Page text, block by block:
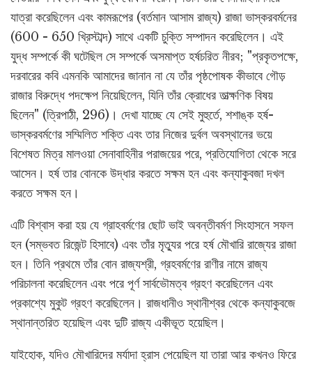
যাত্রা করেছিলেন এবং কামরূপের (বর্তমান আসাম রাজ্য) রাজা ভাস্করবর্মনের
(600 - 650 খ্রিস্টাব্দ) সাথে একটি চুক্তি সম্পাদন করেছিলেন। এই
যুদ্ধ সম্পর্কে কী ঘটেছিল সে সম্পর্কে অসমাপ্ত হর্ষচরিত নীরব; "প্রকৃতপক্ষে,
দরবারের কবি এমনকি আমাদের জানান না যে তাঁর পৃষ্ঠপোষক কীভাবে গৌড়
রাজার বিরুদ্ধে পদক্ষেপ নিয়েছিলেন, যিনি তাঁর ক্রোধের তাত্ক্ষণিক বিষয়
ছিলেন" (ত্রিপাঠী, 296)। দেখা যাচ্ছে যে সেই মুহুর্তে, শশাঙ্ক হর্ষ-
ভাস্করবর্মণের সম্মিলিত শক্তি এবং তার নিজের দুর্বল অবস্থানের ভয়ে
বিশেষত মিত্র মালওয়া সেনাবাহিনীর পরাজয়ের পরে, প্রতিযোগিতা থেকে সরে
আসেন। হর্ষ তার বোনকে উদ্ধার করতে সক্ষম হন এবং কন্যাকুবজা দখল
করতে সক্ষম হন।
এটি বিশ্বাস করা হয় যে গ্রাহবর্মণের ছোট ভাই অবন্তীবর্মণ সিংহাসনে সফল
হন (সম্ভবত রিজেন্ট হিসাবে) এবং তাঁর মৃত্যুর পরে হর্ষ মৌখারি রাজ্যের রাজা
হন। তিনি প্রথমে তাঁর বোন রাজ্যশ্রী, গ্রহবর্মণের রাণীর নামে রাজ্য
পরিচালনা করেছিলেন এবং পরে পূর্ণ সার্বভৌমত্ব গ্রহণ করেছিলেন এবং
প্রকাশ্যে মুকুট গ্রহণ করেছিলেন। রাজধানীও স্থানীশ্বর থেকে কন্যাকুবজে
স্থানান্তরিত হয়েছিল এবং দুটি রাজ্য একীভূত হয়েছিল।
যাইহোক, যদিও মৌখারিদের মর্যাদা হ্রাস পেয়েছিল যা তারা আর কখনও ফিরে